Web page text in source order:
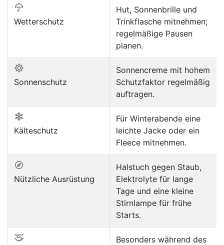
Wetterschutz
Hut, Sonnenbrille und
Trinkflasche mitnehmen;
regelmäßige Pausen
planen.
Sonnenschutz
Sonnencreme mit hohem
Schutzfaktor regelmäßig
auftragen.
Kälteschutz
Für Winterabende eine
leichte Jacke oder ein
Fleece mitnehmen.
Nützliche Ausrüstung
Halstuch gegen Staub,
Elektrolyte für lange
Tage und eine kleine
Stirnlampe für frühe
Starts.
Besonders während des